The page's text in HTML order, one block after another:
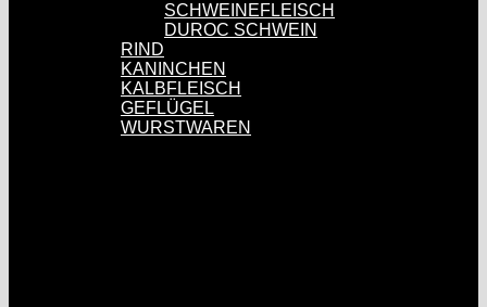
SCHWEINEFLEISCH
DUROC SCHWEIN
RIND
KANINCHEN
KALBFLEISCH
GEFLÜGEL
WURSTWAREN